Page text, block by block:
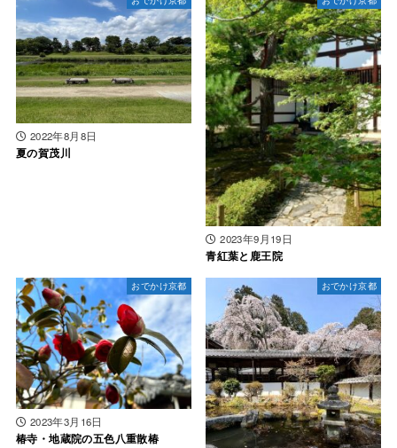
2022年8月8日
夏の賀茂川
2023年9月19日
青紅葉と鹿王院
おでかけ京都
2023年3月16日
椿寺・地蔵院の五色八重散椿
おでかけ京都